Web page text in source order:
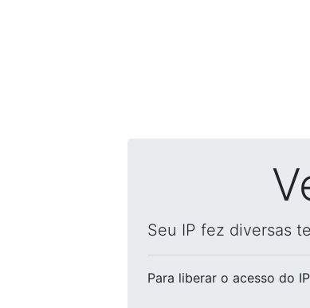
Seu IP fez diversas
Para liberar o acesso do IP